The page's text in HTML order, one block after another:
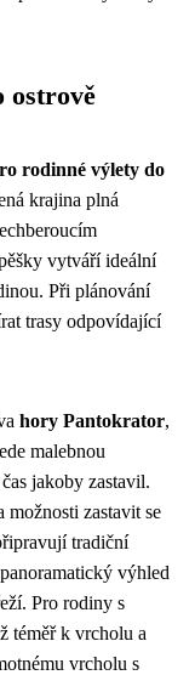
ostrově
rodinné výlety do
krajina plná
vytváří ideální
Při plánování
trasy odpovídající
hory Pantokrator,
malebnou
jakoby zastavil.
možnosti zastavit se
tradiční
výhled
Pro rodiny s
téměř k vrcholu a
vrcholu s